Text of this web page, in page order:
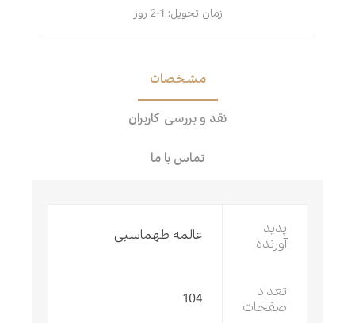
زمان تحویل: 1-2 روز
مشخصات
نقد و بررسی کاربران
تماس با ما
پدید
آورنده
عالمه طهماسبی
تعداد
صفحات
104